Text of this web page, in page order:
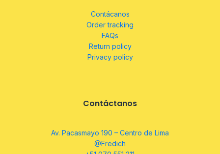
Contácanos
Order tracking
FAQs
Return policy
Privacy policy
Contáctanos
Av. Pacasmayo 190 – Centro de Lima
@Fredich